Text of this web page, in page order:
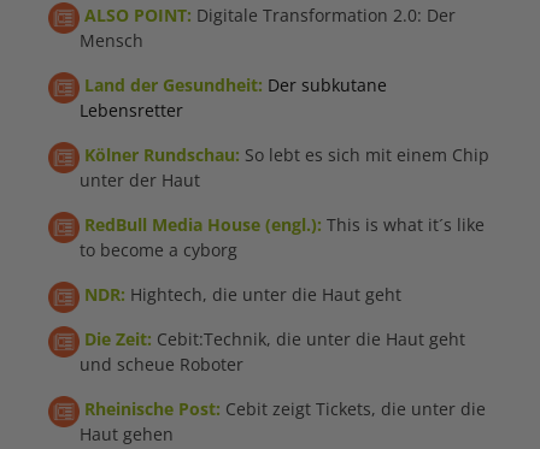
ALSO POINT: Digitale Transformation 2.0: Der
Mensch
Land der Gesundheit: Der subkutane
Lebensretter
Kölner Rundschau: So lebt es sich mit einem Chip
unter der Haut
RedBull Media House (engl.): This is what it´s like
to become a cyborg
NDR: Hightech, die unter die Haut geht
Die Zeit: Cebit:Technik, die unter die Haut geht
und scheue Roboter
Rheinische Post: Cebit zeigt Tickets, die unter die
Haut gehen